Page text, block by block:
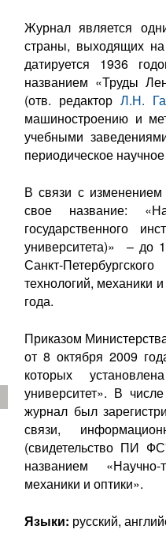
Журнал является
страны, выходящих
датируется 1936
названием «Труды
(отв. редактор Л.Н.
машиностроению и
учебными
периодическое
В связи с изменением
свое название:
государственного
университета)» – до
Санкт-
технологий, механики
года.
Приказом
от 8 октября 2009
которых
университет». В
журнал был
связи,
(свидетельство ПИ
названием «Научно-
механики и оптики».
Языки: русский,